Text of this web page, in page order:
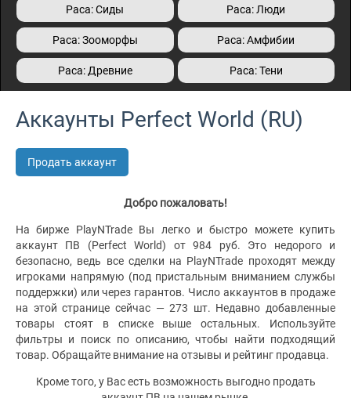
Раса: Сиды Раса: Люди
Раса: Зооморфы Раса: Амфибии
Раса: Древние Раса: Тени
Аккаунты Perfect World (RU)
Продать аккаунт
Добро пожаловать!
На бирже PlayNTrade Вы легко и быстро можете купить
аккаунт ПВ (Perfect World) от 984 руб. Это недорого и
безопасно, ведь все сделки на PlayNTrade проходят между
игроками напрямую (под пристальным вниманием службы
поддержки) или через гарантов. Число аккаунтов в продаже
на этой странице сейчас — 273 шт. Недавно добавленные
товары стоят в списке выше остальных. Используйте
фильтры и поиск по описанию, чтобы найти подходящий
товар. Обращайте внимание на отзывы и рейтинг продавца.
Кроме того, у Вас есть возможность выгодно продать